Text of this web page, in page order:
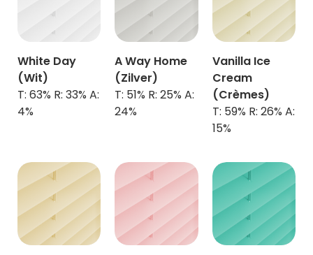
White Day
(Wit)
T: 63% R: 33% A:
4%
A Way Home
(Zilver)
T: 51% R: 25% A:
24%
Vanilla Ice
Cream
(Crèmes)
T: 59% R: 26% A:
15%